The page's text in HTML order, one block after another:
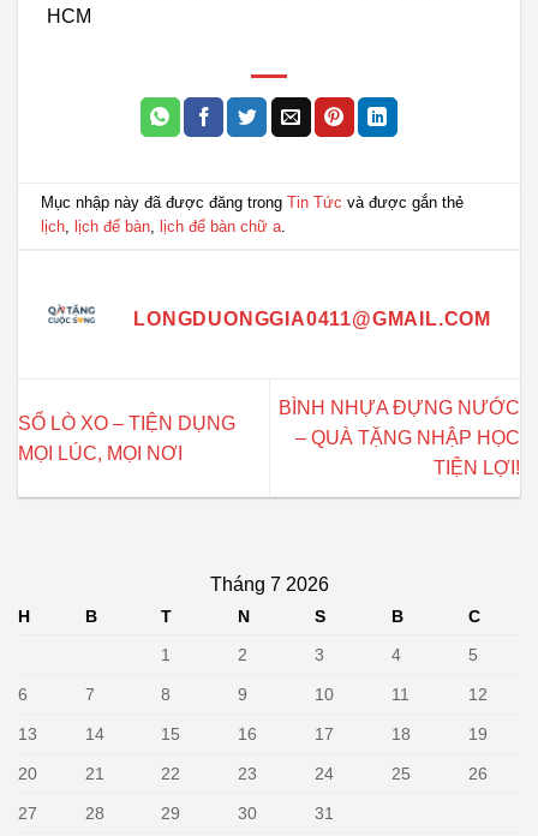
HCM
Mục nhập này đã được đăng trongTin Tức và được gắn thẻ
lịch, lịch để bàn, lịch để bàn chữ a.
LONGDUONGGIA0411@GMAIL.COM
SỔ LÒ XO – TIỆN DỤNG
MỌI LÚC, MỌI NƠI
BÌNH NHỰA ĐỰNG NƯỚC
– QUÀ TẶNG NHẬP HỌC
TIỆN LỢI!
Tháng 7 2026
H B T N S B
C
1
2 3 4 5
6 7 8 9 10 11 12
13 14 15 16 17 18 19
20 21 22 23 24 25 26
27 28 29 30 31